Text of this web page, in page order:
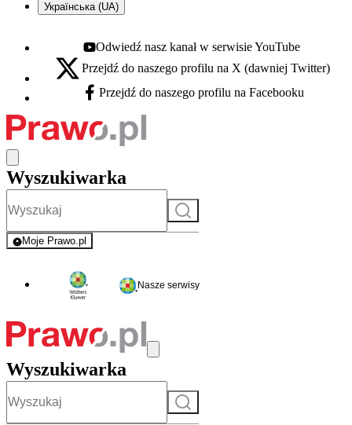
Українська (UA)
Youtube - otwiera się w nowej karcie
Odwiedź nasz kanał w serwisie YouTube
X - otwiera się w nowej karcie
Przejdź do naszego profilu na X (dawniej Twitter)
Facebook - otwiera się w nowej karcie
Przejdź do naszego profilu na Facebooku
Wyszukiwarka
Szukaj
Moje Prawo.pl
- rejestracja i logowanie do serwisu
Nasze serwisy
Wyszukiwarka
Szukaj